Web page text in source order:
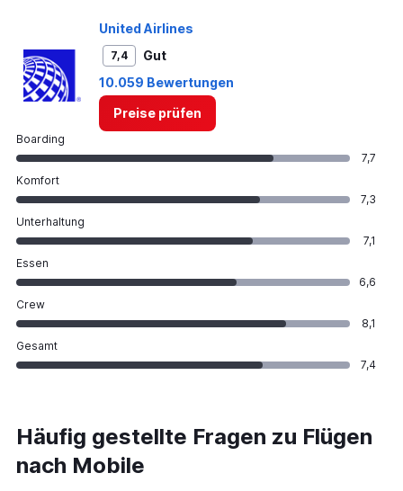
United Airlines
7,4
Gut
10.059 Bewertungen
Preise prüfen
Boarding
7,7
Komfort
7,3
Unterhaltung
7,1
Essen
6,6
Crew
8,1
Gesamt
7,4
Häufig gestellte Fragen zu Flügen
nach Mobile